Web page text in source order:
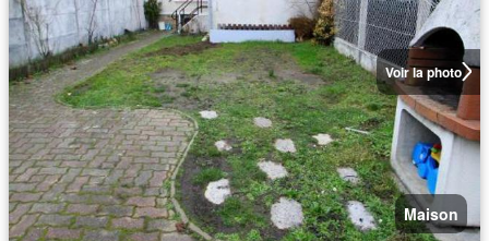
Voir la photo
Maison